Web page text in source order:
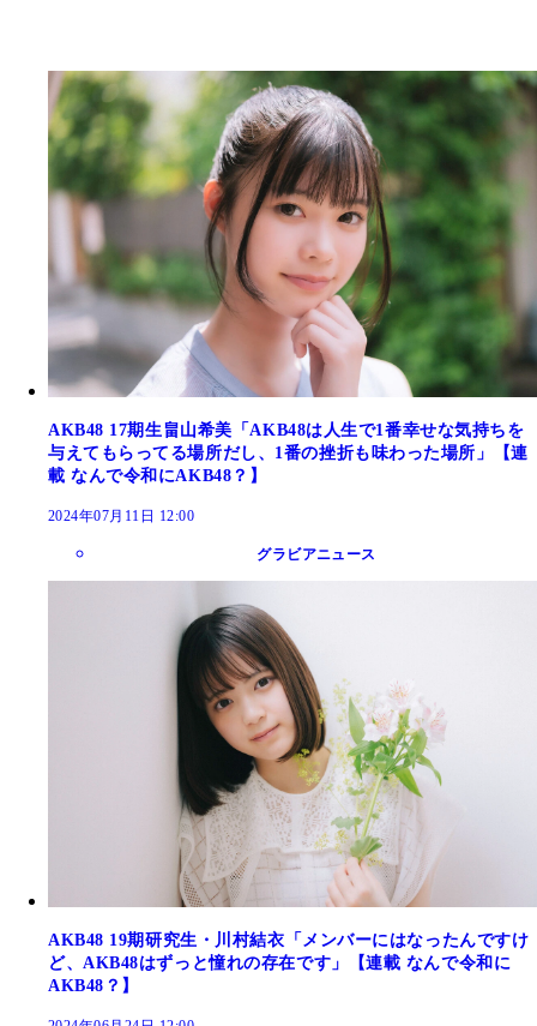
AKB48 17期生畠山希美「AKB48は人生で1番幸せな気持ちを
与えてもらってる場所だし、1番の挫折も味わった場所」【連
載 なんで令和にAKB48？】
2024年07月11日 12:00
グラビアニュース
AKB48 19期研究生・川村結衣「メンバーにはなったんですけ
ど、AKB48はずっと憧れの存在です」【連載 なんで令和に
AKB48？】